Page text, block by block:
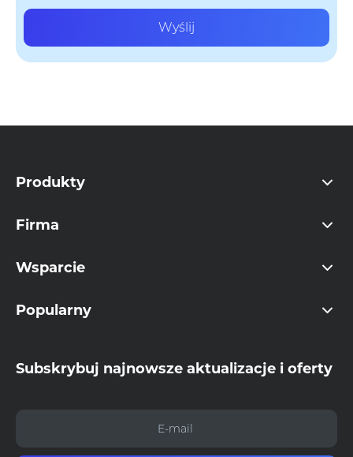
Wyślij
Produkty
Firma
Wsparcie
Popularny
Subskrybuj najnowsze aktualizacje i oferty